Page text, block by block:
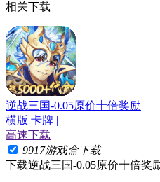
相关下载
逆战三国-0.05原价十倍奖励
横版 卡牌 |
高速下载
9917游戏盒下载
下载逆战三国-0.05原价十倍奖